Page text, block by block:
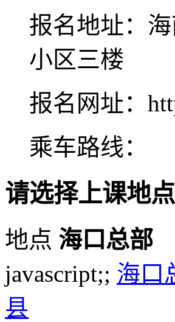
报名地址：
小区三楼
报名网址：
乘车路线：
请选择上课地点
地点 海口总部
javascript;; 海口
县